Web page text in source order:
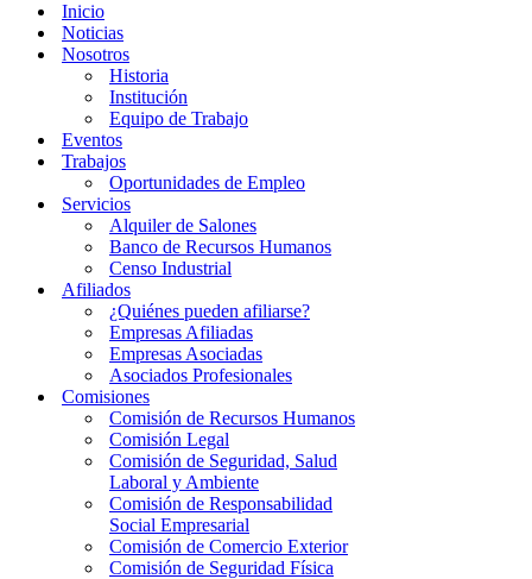
Inicio
Noticias
Nosotros
Historia
Institución
Equipo de Trabajo
Eventos
Trabajos
Oportunidades de Empleo
Servicios
Alquiler de Salones
Banco de Recursos Humanos
Censo Industrial
Afiliados
¿Quiénes pueden afiliarse?
Empresas Afiliadas
Empresas Asociadas
Asociados Profesionales
Comisiones
Comisión de Recursos Humanos
Comisión Legal
Comisión de Seguridad, Salud
Laboral y Ambiente
Comisión de Responsabilidad
Social Empresarial
Comisión de Comercio Exterior
Comisión de Seguridad Física